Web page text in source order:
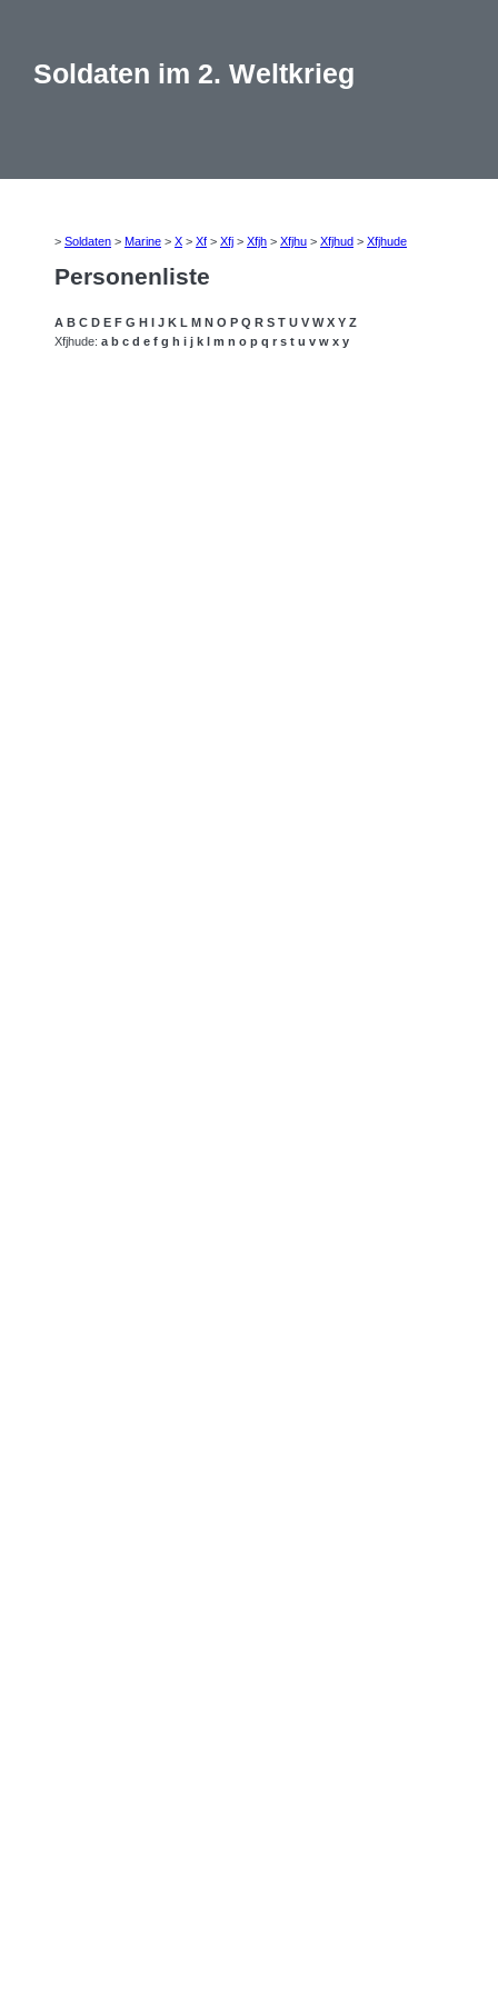
Soldaten im 2. Weltkrieg
> Soldaten > Marine > X > Xf > Xfj > Xfjh > Xfjhu > Xfjhud > Xfjhude
Personenliste
A B C D E F G H I J K L M N O P Q R S T U V W X Y Z
Xfjhude: a b c d e f g h i j k l m n o p q r s t u v w x y